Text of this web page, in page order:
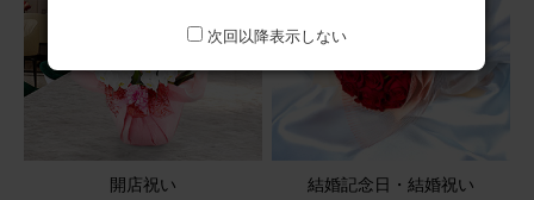
開店祝い 結婚記念日・結婚祝い
次回以降表示しない